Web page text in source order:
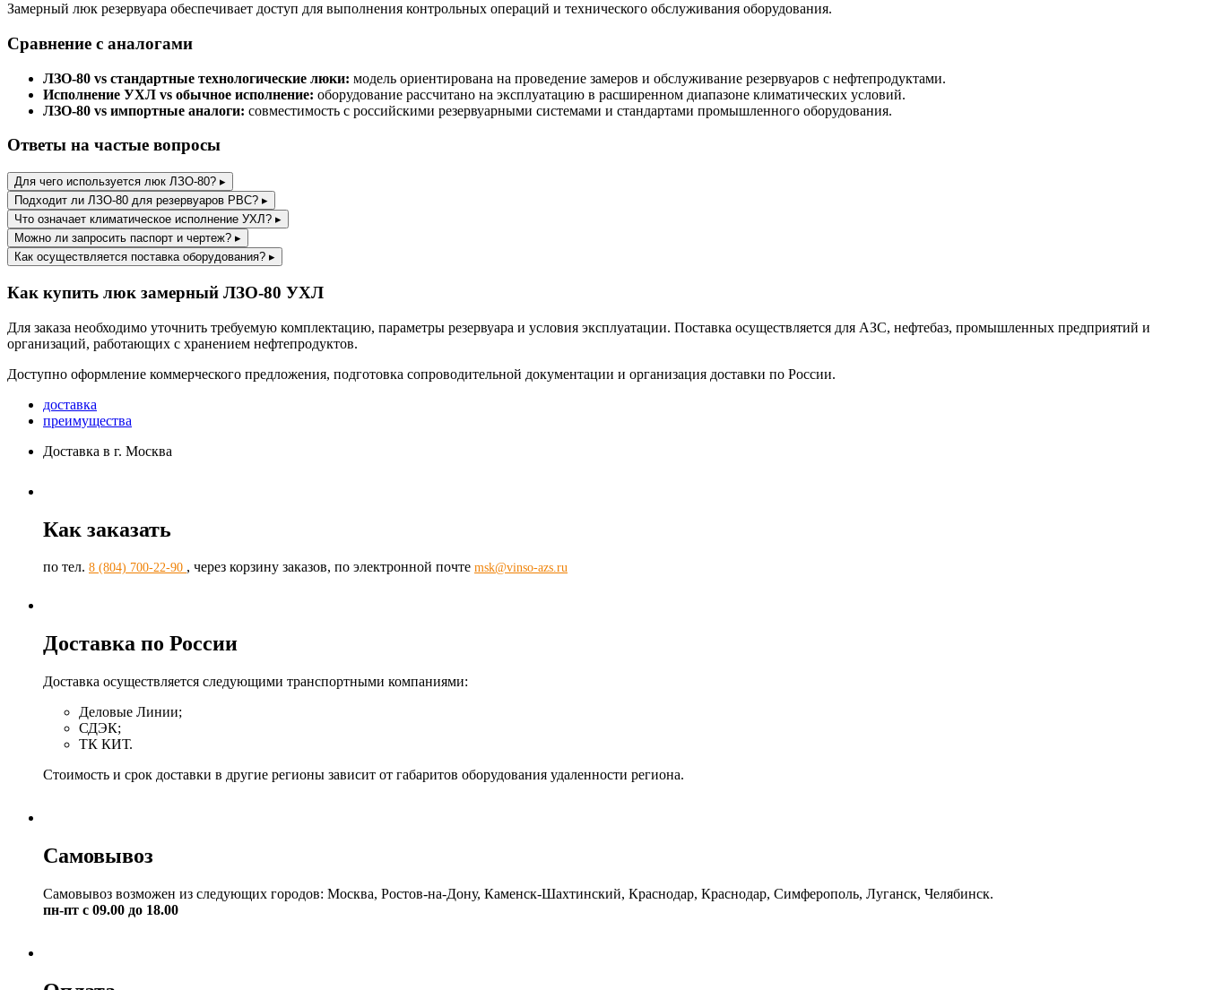
Замерный люк резервуара обеспечивает доступ для выполнения контрольных операций и технического обслуживания оборудования.
Сравнение с аналогами
ЛЗО-80 vs стандартные технологические люки: модель ориентирована на проведение замеров и обслуживание резервуаров с нефтепродуктами.
Исполнение УХЛ vs обычное исполнение: оборудование рассчитано на эксплуатацию в расширенном диапазоне климатических условий.
ЛЗО-80 vs импортные аналоги: совместимость с российскими резервуарными системами и стандартами промышленного оборудования.
Ответы на частые вопросы
Для чего используется люк ЛЗО-80? ▸
Подходит ли ЛЗО-80 для резервуаров РВС? ▸
Что означает климатическое исполнение УХЛ? ▸
Можно ли запросить паспорт и чертеж? ▸
Как осуществляется поставка оборудования? ▸
Как купить люк замерный ЛЗО-80 УХЛ
Для заказа необходимо уточнить требуемую комплектацию, параметры резервуара и условия эксплуатации. Поставка осуществляется для АЗС, нефтебаз, промышленных предприятий и
организаций, работающих с хранением нефтепродуктов.
Доступно оформление коммерческого предложения, подготовка сопроводительной документации и организация доставки по России.
доставка
преимущества
Доставка в г. Москва
Как заказать
по тел. 8 (804) 700-22-90 , через корзину заказов, по электронной почте msk@vinso-azs.ru
Доставка по России
Доставка осуществляется следующими транспортными компаниями:
Деловые Линии;
СДЭК;
ТК КИТ.
Стоимость и срок доставки в другие регионы зависит от габаритов оборудования удаленности региона.
Самовывоз
Самовывоз возможен из следующих городов: Москва, Ростов-на-Дону, Каменск-Шахтинский, Краснодар, Краснодар, Симферополь, Луганск, Челябинск.
пн-пт с 09.00 до 18.00